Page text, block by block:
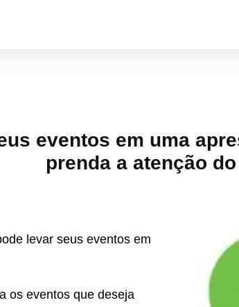
eventos em uma
prenda a atenção
levar seus eventos em
os eventos que deseja